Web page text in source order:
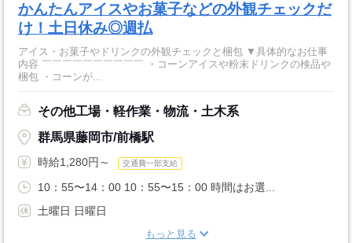
かんたんアイスやお菓子などの外観チェックだ
け！土日休み◎週払
アイス・お菓子やドリンクの外観チェックと梱包 ▼具体的なお仕事
内容 ￣￣￣￣￣￣￣￣￣￣ ・コーンアイスや粉末ドリンクの検品や
梱包 ・コーンが...
その他工場・軽作業・物流・土木系
群馬県藤岡市/前橋駅
時給1,280円～ 交通費一部支給
10：55〜14：00 10：55〜15：00 時間はお選...
土曜日 日曜日
もっと見る